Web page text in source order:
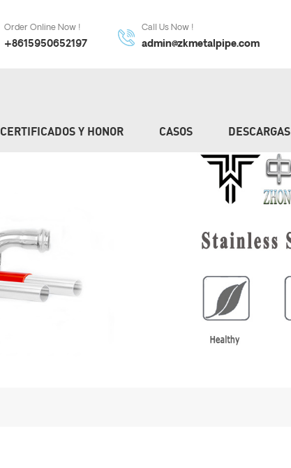
Order Online Now !
+8615950652197
Call Us Now !
admin@zkmetalpipe.com
CERTIFICADOS Y HONOR CASOS DESCARGAS